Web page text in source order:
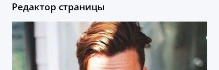
Редактор страницы